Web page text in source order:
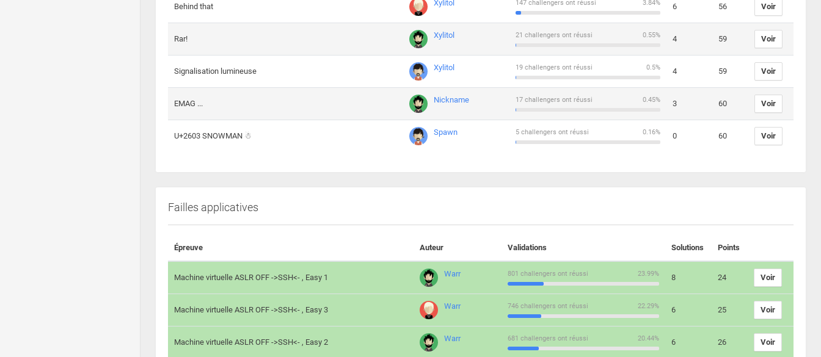
Behind that Xylitol 3.84%
147 challengers ont réussi 6 56 Voir
Rar! Xylitol 0.55%
21 challengers ont réussi 4 59 Voir
Signalisation lumineuse Xylitol 0.5%
19 challengers ont réussi 4 59 Voir
EMAG ... Nickname 0.45%
17 challengers ont réussi 3 60 Voir
U+2603 SNOWMAN ☃ Spawn 0.16%
5 challengers ont réussi 0 60 Voir
Failles applicatives
Épreuve Auteur Validations Solutions Points
Machine virtuelle ASLR OFF ->SSH<- , Easy 1 Warr 23.99%
801 challengers ont réussi 8 24 Voir
Machine virtuelle ASLR OFF ->SSH<- , Easy 3 Warr 22.29%
746 challengers ont réussi 6 25 Voir
Machine virtuelle ASLR OFF ->SSH<- , Easy 2 Warr 20.44%
681 challengers ont réussi 6 26 Voir